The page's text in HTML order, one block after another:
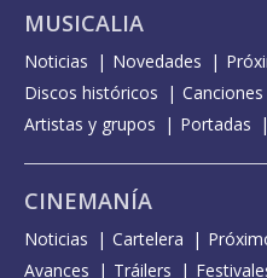
MUSICALIA
Noticias Novedades
Discos históricos
Canciones
Artistas y grupos
Portadas
CINEMANÍA
Noticias Cartelera
Avances
Tráilers